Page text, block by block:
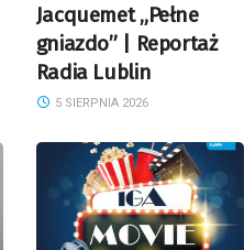
Jacquemet „Pełne
gniazdo” | Reportaż
Radia Lublin
5 SIERPNIA 2026